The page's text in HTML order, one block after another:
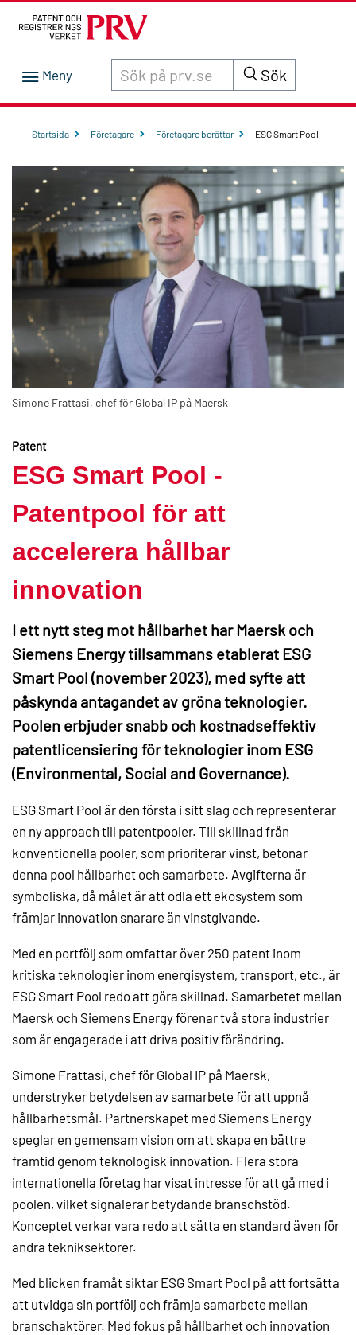
Sök innehåll på siten prv.se Sök
Startsida Företagare Företagare berättar ESG Smart Pool
Simone Frattasi, chef för Global IP på Maersk
Patent
ESG Smart Pool -
Patentpool för att
accelerera hållbar
innovation
I ett nytt steg mot hållbarhet har Maersk och
Siemens Energy tillsammans etablerat ESG
Smart Pool (november 2023), med syfte att
påskynda antagandet av gröna teknologier.
Poolen erbjuder snabb och kostnadseffektiv
patentlicensiering för teknologier inom ESG
(Environmental, Social and Governance).
ESG Smart Pool är den första i sitt slag och representerar
en ny approach till patentpooler. Till skillnad från
konventionella pooler, som prioriterar vinst, betonar
denna pool hållbarhet och samarbete. Avgifterna är
symboliska, då målet är att odla ett ekosystem som
främjar innovation snarare än vinstgivande.
Med en portfölj som omfattar över 250 patent inom
kritiska teknologier inom energisystem, transport, etc., är
ESG Smart Pool redo att göra skillnad. Samarbetet mellan
Maersk och Siemens Energy förenar två stora industrier
som är engagerade i att driva positiv förändring.
Simone Frattasi, chef för Global IP på Maersk,
understryker betydelsen av samarbete för att uppnå
hållbarhetsmål. Partnerskapet med Siemens Energy
speglar en gemensam vision om att skapa en bättre
framtid genom teknologisk innovation. Flera stora
internationella företag har visat intresse för att gå med i
poolen, vilket signalerar betydande branschstöd.
Konceptet verkar vara redo att sätta en standard även för
andra tekniksektorer.
Med blicken framåt siktar ESG Smart Pool på att fortsätta
att utvidga sin portfölj och främja samarbete mellan
branschaktörer. Med fokus på hållbarhet och innovation